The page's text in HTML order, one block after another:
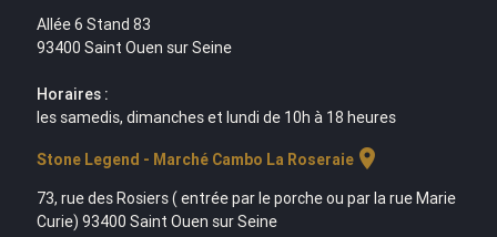
Allée 6 Stand 83
93400 Saint Ouen sur Seine
Horaires :
les samedis, dimanches et lundi de 10h à 18 heures
Stone Legend - Marché Cambo La Roseraielocation_on
73, rue des Rosiers ( entrée par le porche ou par la rue Marie
Curie) 93400 Saint Ouen sur Seine